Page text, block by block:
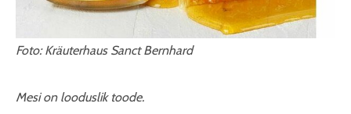
Foto: Kräuterhaus Sanct Bernhard
Mesi on looduslik toode.